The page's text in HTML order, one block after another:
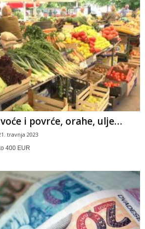
i povrće, orahe, ulje…
travnja 2023
400 EUR